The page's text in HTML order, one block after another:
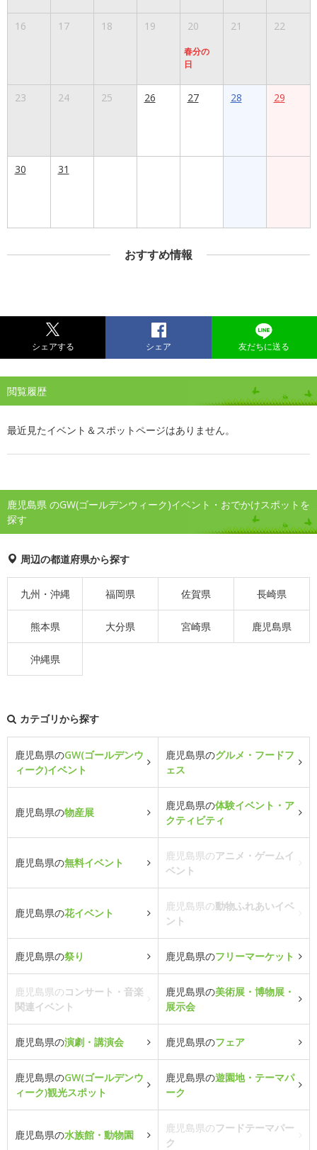
16 17 18 19 20
春分の
日
21 22
23 24 25 26 27 28 29
30 31
おすすめ情報
シェアする シェア 友だちに送る
閲覧履歴
最近見たイベント＆スポットページはありません。
鹿児島県 のGW(ゴールデンウィーク)イベント・おでかけスポットを
探す
周辺の都道府県から探す
九州・沖縄 福岡県 佐賀県 長崎県
熊本県 大分県 宮崎県 鹿児島県
沖縄県
カテゴリから探す
鹿児島県のGW(ゴールデンウ
ィーク)イベント
鹿児島県のグルメ・フードフ
ェス
鹿児島県の物産展
鹿児島県の体験イベント・ア
クティビティ
鹿児島県の無料イベント
鹿児島県のアニメ・ゲームイ
ベント
鹿児島県の花イベント
鹿児島県の動物ふれあいイベ
ント
鹿児島県の祭り 鹿児島県のフリーマーケット
鹿児島県のコンサート・音楽
関連イベント
鹿児島県の美術展・博物展・
展示会
鹿児島県の演劇・講演会 鹿児島県のフェア
鹿児島県のGW(ゴールデンウ
ィーク)観光スポット
鹿児島県の遊園地・テーマパ
ーク
鹿児島県の水族館・動物園
鹿児島県のフードテーマパー
ク